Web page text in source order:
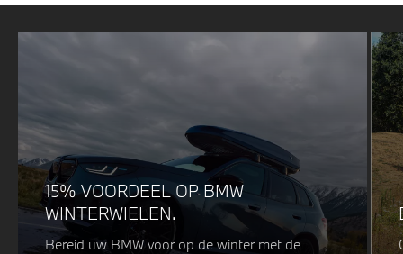
15% VOORDEEL OP BMW
WINTERWIELEN.
Bereid uw BMW voor op de winter met de